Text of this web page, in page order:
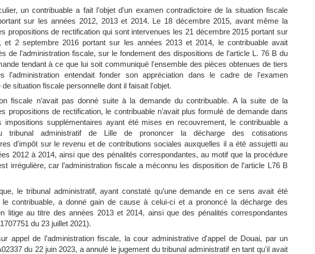
un contribuable a fait l’objet d'un examen contradictoire de la situation fiscale
sur les années 2012, 2013 et 2014. Le 18 décembre 2015, avant même la
propositions de rectification qui sont intervenues les 21 décembre 2015 portant sur
et 2 septembre 2016 portant sur les années 2013 et 2014, le contribuable avait
de l’administration fiscale, sur le fondement des dispositions de l’article L. 76 B du
tendant à ce que lui soit communiqué l'ensemble des pièces obtenues de tiers
l’administration entendait fonder son appréciation dans le cadre de l'examen
situation fiscale personnelle dont il faisait l'objet.
fiscale n’avait pas donné suite à la demande du contribuable. A la suite de la
propositions de rectification, le contribuable n’avait plus formulé de demande dans
impositions supplémentaires ayant été mises en recouvrement, le contribuable a
tribunal administratif de Lille de prononcer la décharge des cotisations
d'impôt sur le revenu et de contributions sociales auxquelles il a été assujetti au
2012 à 2014, ainsi que des pénalités correspondantes, au motif que la procédure
irrégulière, car l’administration fiscale a méconnu les disposition de l’article L76 B
le tribunal administratif, ayant constaté qu’une demande en ce sens avait été
le contribuable, a donné gain de cause à celui-ci et a prononcé la décharge des
litige au titre des années 2013 et 2014, ainsi que des pénalités correspondantes
du 23 juillet 2021).
appel de l’administration fiscale, la cour administrative d'appel de Douai, par un
du 22 juin 2023, a annulé le jugement du tribunal administratif en tant qu'il avait